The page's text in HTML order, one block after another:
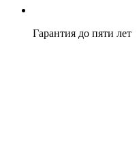
Гарантия до пяти лет